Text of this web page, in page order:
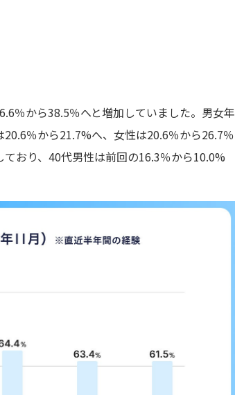
％から38.5％へと増加していました。男女年
％から21.7%へ、女性は20.6％から26.7％
おり、40代男性は前回の16.3％から10.0%